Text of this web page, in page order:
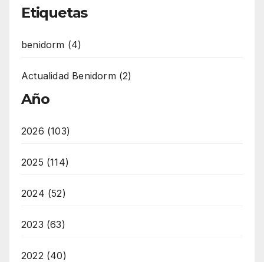
Etiquetas
benidorm (4)
Actualidad Benidorm (2)
Año
2026 (103)
2025 (114)
2024 (52)
2023 (63)
2022 (40)